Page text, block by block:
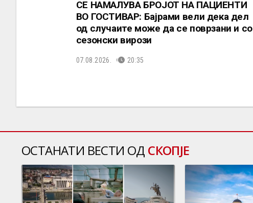
СЕ НАМАЛУВА БРОЈОТ НА ПАЦИЕНТИ
ВО ГОСТИВАР: Бајрами вели дека дел
од случаите може да се поврзани и со
сезонски вирози
07.08.2026. 20:35
ОСТАНАТИ ВЕСТИ ОД СКОПЈЕ